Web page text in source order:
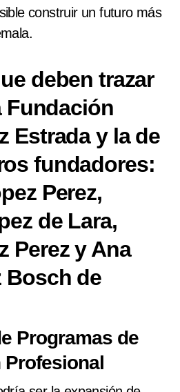
construir un futuro más
deben trazar
Fundación
Estrada y la de
fundadores:
Perez,
de Lara,
Perez y Ana
Bosch de
Programas de
Profesional